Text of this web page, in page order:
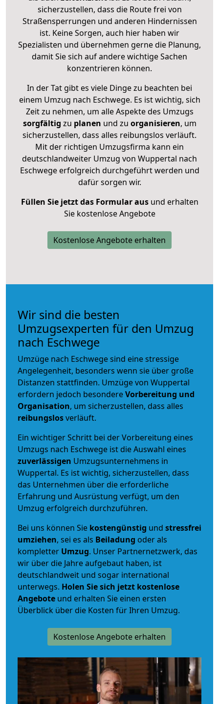
sicherzustellen, dass die Route frei von
Straßensperrungen und anderen Hindernissen
ist. Keine Sorgen, auch hier haben wir
Spezialisten und übernehmen gerne die Planung,
damit Sie sich auf andere wichtige Sachen
konzentrieren können.
In der Tat gibt es viele Dinge zu beachten bei
einem Umzug nach Eschwege. Es ist wichtig, sich
Zeit zu nehmen, um alle Aspekte des Umzugs
sorgfältig zu planen und zu organisieren, um
sicherzustellen, dass alles reibungslos verläuft.
Mit der richtigen Umzugsfirma kann ein
deutschlandweiter Umzug von Wuppertal nach
Eschwege erfolgreich durchgeführt werden und
dafür sorgen wir.
Füllen Sie jetzt das Formular ausund erhalten
Sie kostenlose Angebote
Kostenlose Angebote erhalten
Wir sind die besten
Umzugsexperten für den Umzug
nach Eschwege
Umzüge nach Eschwege sind eine stressige
Angelegenheit, besonders wenn sie über große
Distanzen stattfinden. Umzüge von Wuppertal
erfordern jedoch besondereVorbereitung und
Organisation, um sicherzustellen, dass alles
reibungslosverläuft.
Ein wichtiger Schritt bei der Vorbereitung eines
Umzugs nach Eschwege ist die Auswahl eines
zuverlässigen Umzugsunternehmens in
Wuppertal. Es ist wichtig, sicherzustellen, dass
das Unternehmen über die erforderliche
Erfahrung und Ausrüstung verfügt, um den
Umzug erfolgreich durchzuführen.
Bei uns können Sie kostengünstig und stressfrei
umziehen, sei es als Beiladung oder als
kompletter Umzug. Unser Partnernetzwerk, das
wir über die Jahre aufgebaut haben, ist
deutschlandweit und sogar international
unterwegs. Holen Sie sich jetzt kostenlose
Angebote und erhalten Sie einen ersten
Überblick über die Kosten für Ihren Umzug.
Kostenlose Angebote erhalten